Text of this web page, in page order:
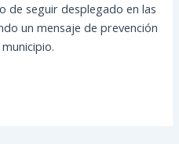
de seguir desplegado en las
un mensaje de prevención